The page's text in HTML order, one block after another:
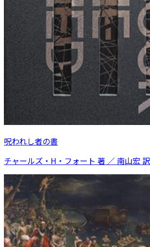
呪われし者の書
チャールズ・H・フォート 著 ／ 南山宏 訳